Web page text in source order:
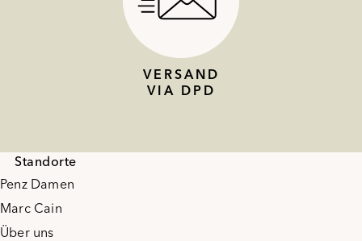
VERSAND
VIA DPD
Standorte
Penz Damen
Marc Cain
Über uns